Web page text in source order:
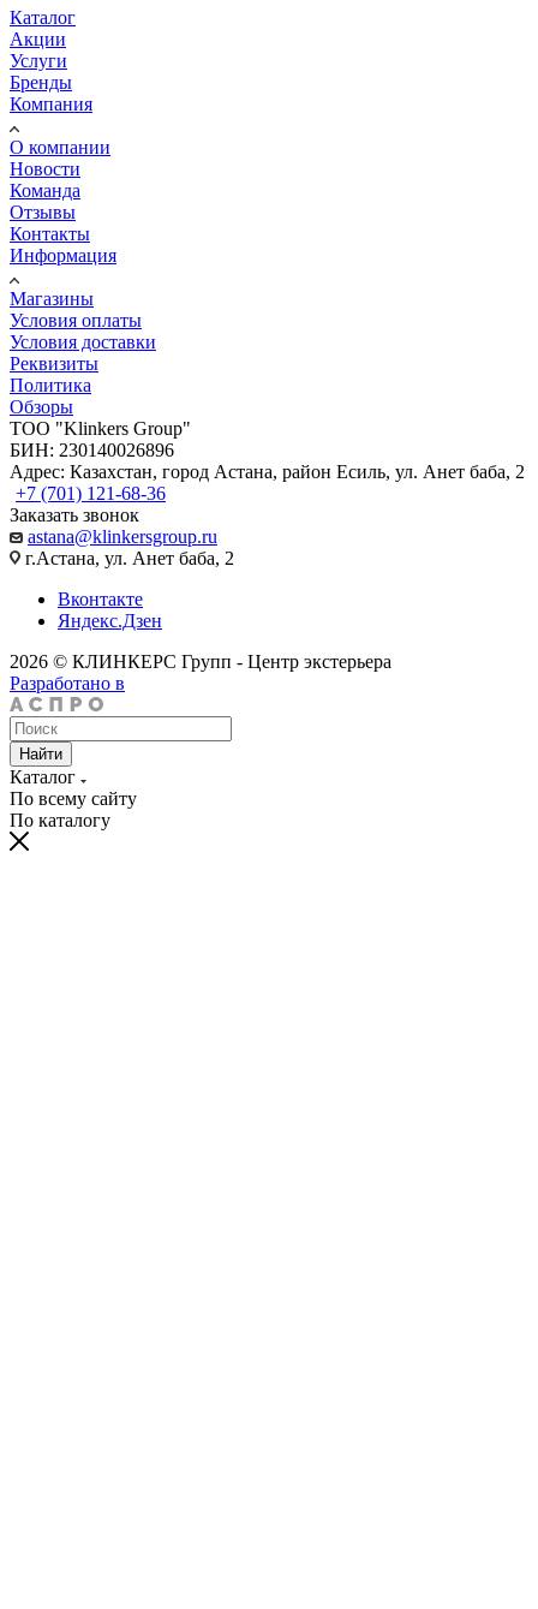
Каталог
Акции
Услуги
Бренды
Компания
О компании
Новости
Команда
Отзывы
Контакты
Информация
Магазины
Условия оплаты
Условия доставки
Реквизиты
Политика
Обзоры
TOO "Klinkers Group"
БИН: 230140026896
Адрес: Казахстан, город Астана, район Есиль, ул. Анет баба, 2
+7 (701) 121-68-36
Заказать звонок
astana@klinkersgroup.ru
г.Астана, ул. Анет баба, 2
Вконтакте
Яндекс.Дзен
2026 © КЛИНКЕРС Групп - Центр экстерьера
Разработано в
Найти
Каталог
По всему сайту
По каталогу